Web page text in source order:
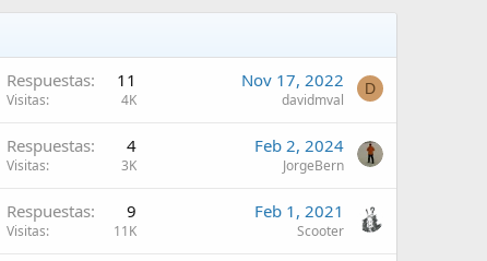
Respuestas 11
Visitas 4K
Nov 17, 2022
davidmval
D
Respuestas 4
Visitas 3K
Feb 2, 2024
JorgeBern
Respuestas 9
Visitas 11K
Feb 1, 2021
Scooter